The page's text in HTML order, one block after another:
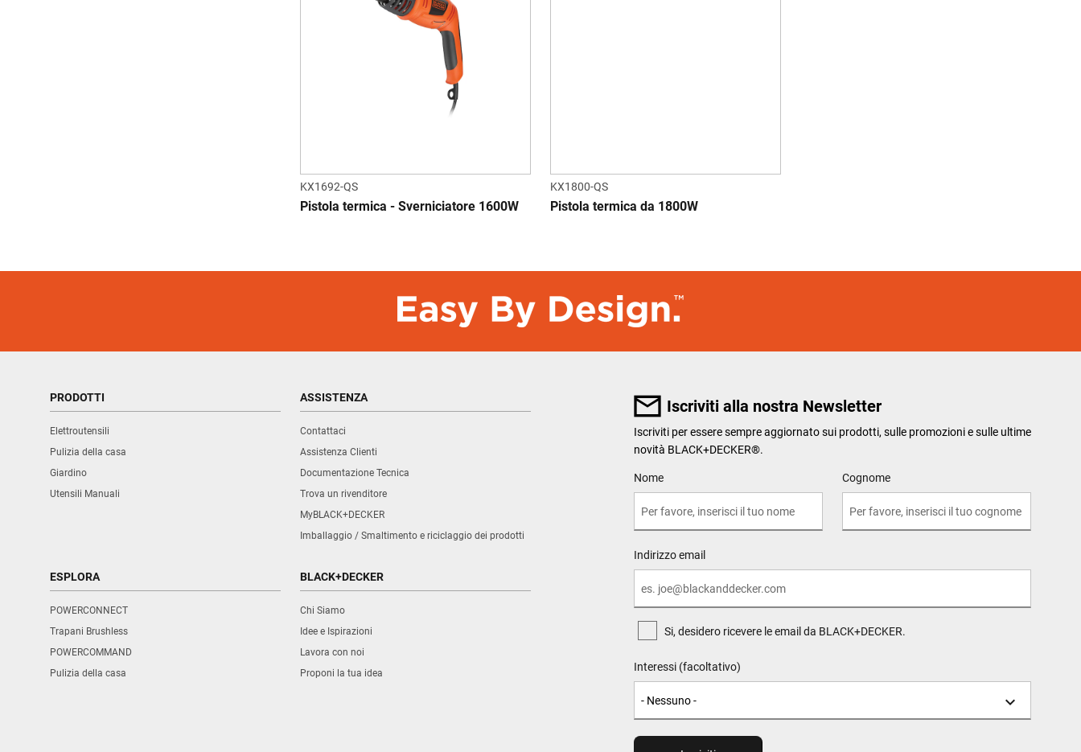
KX1692-QS
Pistola termica - Sverniciatore 1600W
KX1800-QS
Pistola termica da 1800W
PRODOTTI
Elettroutensili
Pulizia della casa
Giardino
Utensili Manuali
ASSISTENZA
Contattaci
Assistenza Clienti
Documentazione Tecnica
Trova un rivenditore
MyBLACK+DECKER
Imballaggio / Smaltimento e riciclaggio dei prodotti
ESPLORA
POWERCONNECT
Trapani Brushless
POWERCOMMAND
Pulizia della casa
BLACK+DECKER
Chi Siamo
Idee e Ispirazioni
Lavora con noi
Proponi la tua idea
Iscriviti alla nostra Newsletter
Iscriviti per essere sempre aggiornato sui prodotti, sulle promozioni e sulle ultime
novità BLACK+DECKER®.
User Details
Nome Cognome
Indirizzo email
Si, desidero ricevere le email da BLACK+DECKER.
Interessi (facoltativo)